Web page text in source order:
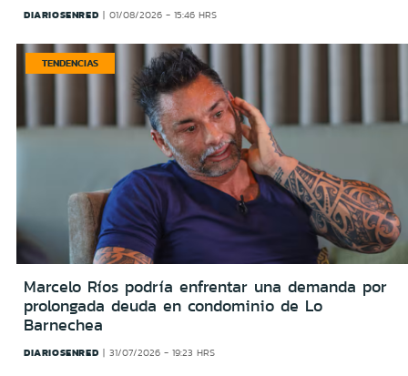
DIARIOSENRED 01/08/2026 - 15:46 HRS
TENDENCIAS
Marcelo Ríos podría enfrentar una demanda por
prolongada deuda en condominio de Lo
Barnechea
DIARIOSENRED 31/07/2026 - 19:23 HRS